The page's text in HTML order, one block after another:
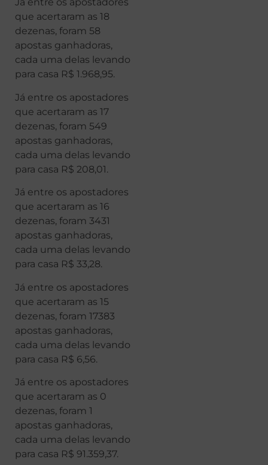
Já entre os apostadores
que acertaram as 18
dezenas, foram 58
apostas ganhadoras,
cada uma delas levando
para casa R$ 1.968,95.
Já entre os apostadores
que acertaram as 17
dezenas, foram 549
apostas ganhadoras,
cada uma delas levando
para casa R$ 208,01.
Já entre os apostadores
que acertaram as 16
dezenas, foram 3431
apostas ganhadoras,
cada uma delas levando
para casa R$ 33,28.
Já entre os apostadores
que acertaram as 15
dezenas, foram 17383
apostas ganhadoras,
cada uma delas levando
para casa R$ 6,56.
Já entre os apostadores
que acertaram as 0
dezenas, foram 1
apostas ganhadoras,
cada uma delas levando
para casa R$ 91.359,37.